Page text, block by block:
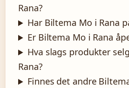
Rana?
Har Biltema Mo i Rana
Er Biltema Mo i Rana
Hva slags produkter
Rana?
Finnes det andre